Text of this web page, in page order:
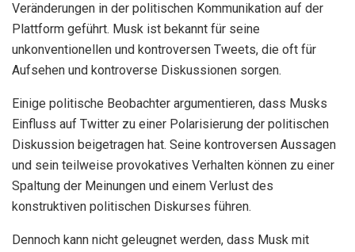
Veränderungen in der politischen Kommunikation auf der
Plattform geführt. Musk ist bekannt für seine
unkonventionellen und kontroversen Tweets, die oft für
Aufsehen und kontroverse Diskussionen sorgen.
Einige politische Beobachter argumentieren, dass Musks
Einfluss auf Twitter zu einer Polarisierung der politischen
Diskussion beigetragen hat. Seine kontroversen Aussagen
und sein teilweise provokatives Verhalten können zu einer
Spaltung der Meinungen und einem Verlust des
konstruktiven politischen Diskurses führen.
Dennoch kann nicht geleugnet werden, dass Musk mit